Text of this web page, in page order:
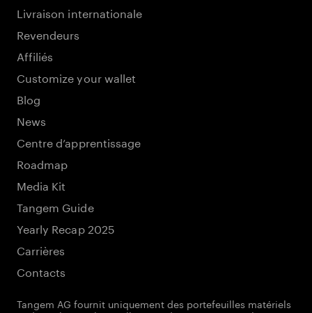
Livraison internationale
Revendeurs
Affiliés
Customize your wallet
Blog
News
Centre d’apprentissage
Roadmap
Media Kit
Tangem Guide
Yearly Recap 2025
Carrières
Contacts
Tangem AG fournit uniquement des portefeuilles matériels